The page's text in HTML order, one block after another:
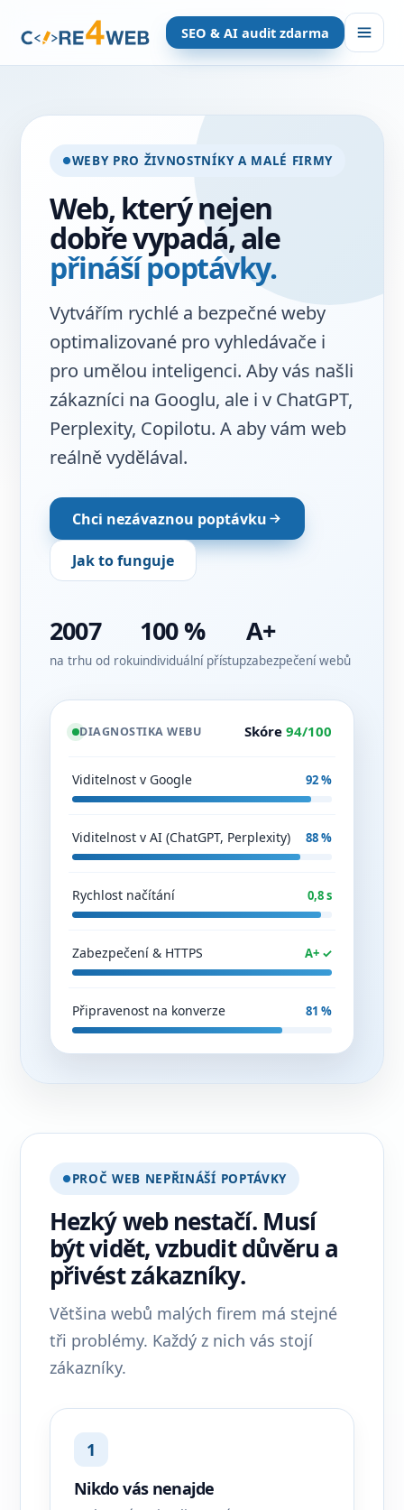
SEO & AI audit zdarma
WEBY PRO ŽIVNOSTNÍKY A MALÉ FIRMY
Web, který nejen
dobře vypadá, ale
přináší poptávky.
Vytvářím rychlé a bezpečné weby
optimalizované pro vyhledávače i
pro umělou inteligenci. Aby vás našli
zákazníci na Googlu, ale i v ChatGPT,
Perplexity, Copilotu. A aby vám web
reálně vydělával.
Chci nezávaznou poptávku
Jak to funguje
2007
na trhu od roku
100 %
individuální přístup
A+
zabezpečení webů
DIAGNOSTIKA WEBU Skóre 94/100
Viditelnost v Google 92 %
Viditelnost v AI (ChatGPT, Perplexity) 88 %
Rychlost načítání 0,8 s
Zabezpečení & HTTPS A+ ✓
Připravenost na konverze 81 %
PROČ WEB NEPŘINÁŠÍ POPTÁVKY
Hezký web nestačí. Musí
být vidět, vzbudit důvěru a
přivést zákazníky.
Většina webů malých firem má stejné
tři problémy. Každý z nich vás stojí
zákazníky.
1
Nikdo vás nenajde